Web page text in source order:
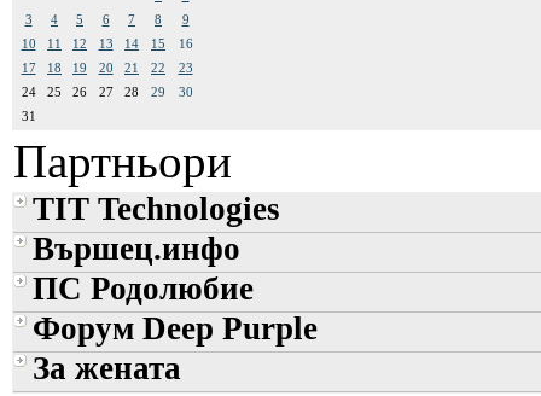
3
4 5 6 7 8
9
10
11 12 13 14 15
16
17
18 19 20 21 22
23
24
25 26 27 28 29
30
31
Партньори
TIT Technologies
Вършец.инфо
ПС Родолюбие
Форум Deep Purple
За жената